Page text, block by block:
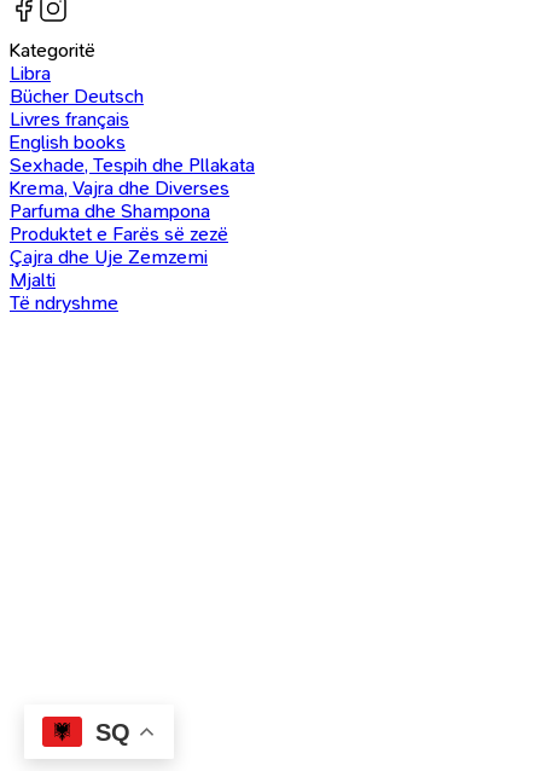
SQ
Kategoritë
Libra
Bücher Deutsch
Livres français
English books
Sexhade, Tespih dhe Pllakata
Krema, Vajra dhe Diverses
Parfuma dhe Shampona
Produktet e Farës së zezë
Çajra dhe Uje Zemzemi
Mjalti
Të ndryshme